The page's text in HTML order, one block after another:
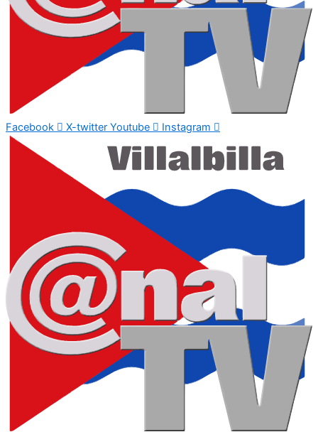
Facebook X-twitter Youtube Instagram